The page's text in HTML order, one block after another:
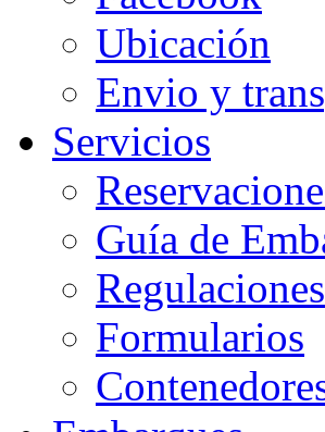
Ubicación
Envio y
Servicios
Guía de
Regulaciones
Formularios